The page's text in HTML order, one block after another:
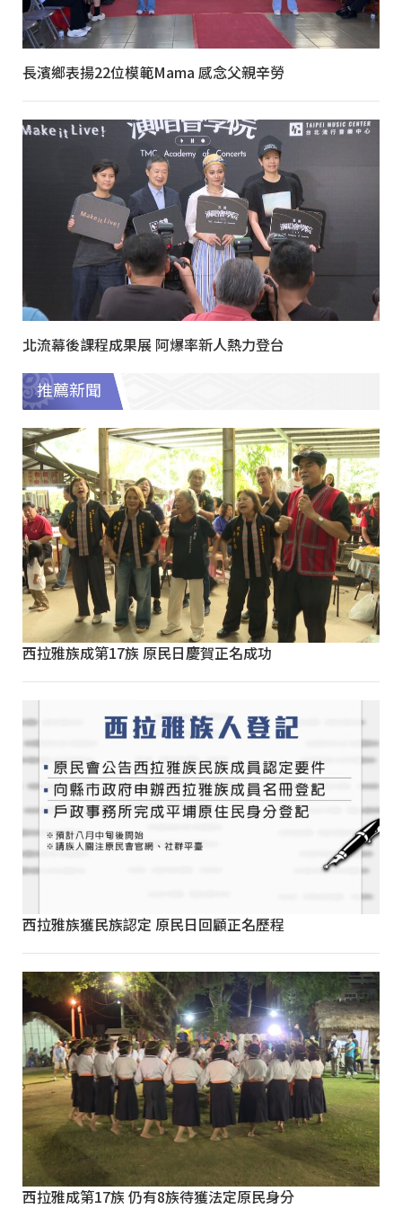
長濱鄉表揚22位模範Mama 感念父親辛勞
北流幕後課程成果展 阿爆率新人熱力登台
推薦新聞
西拉雅族成第17族 原民日慶賀正名成功
西拉雅族獲民族認定 原民日回顧正名歷程
西拉雅成第17族 仍有8族待獲法定原民身分